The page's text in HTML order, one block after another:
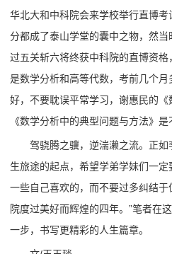
华北大和中科院会来学校举行直博
分都成了泰山学堂的囊中之物，然
过五关斩六将终获中科院的直博资
是数学分析和高等代数，考前几个
好，不要耽误平常学习，谢惠民的
《数学分析中的典型问题与方法》是
驾骁腾之骥，逆湍濑之流。正如
生旅途的起点，希望学弟学妹们一
一些自己喜欢的，而不要过多纠结
院度过美好而辉煌的四年。”笔者在
一步，书写更精彩的人生篇章。